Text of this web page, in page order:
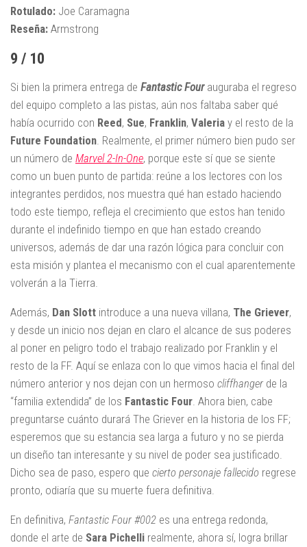
Rotulado: Joe Caramagna
Reseña: Armstrong
9 / 10
Si bien la primera entrega de Fantastic Fourauguraba el regreso
del equipo completo a las pistas, aún nos faltaba saber qué
había ocurrido con Reed, Sue, Franklin, Valeria y el resto de la
Future Foundation. Realmente, el primer número bien pudo ser
un número de Marvel 2-In-One, porque este sí que se siente
como un buen punto de partida: reúne a los lectores con los
integrantes perdidos, nos muestra qué han estado haciendo
todo este tiempo, refleja el crecimiento que estos han tenido
durante el indefinido tiempo en que han estado creando
universos, además de dar una razón lógica para concluir con
esta misión y plantea el mecanismo con el cual aparentemente
volverán a la Tierra.
Además, Dan Slott introduce a una nueva villana, The Griever,
y desde un inicio nos dejan en claro el alcance de sus poderes
al poner en peligro todo el trabajo realizado por Franklin y el
resto de la FF. Aquí se enlaza con lo que vimos hacia el final del
número anterior y nos dejan con un hermoso cliffhanger de la
“familia extendida” de los Fantastic Four. Ahora bien, cabe
preguntarse cuánto durará The Griever en la historia de los FF;
esperemos que su estancia sea larga a futuro y no se pierda
un diseño tan interesante y su nivel de poder sea justificado.
Dicho sea de paso, espero que cierto personaje fallecido regrese
pronto, odiaría que su muerte fuera definitiva.
En definitiva, Fantastic Four #002 es una entrega redonda,
donde el arte de Sara Pichelli realmente, ahora sí, logra brillar